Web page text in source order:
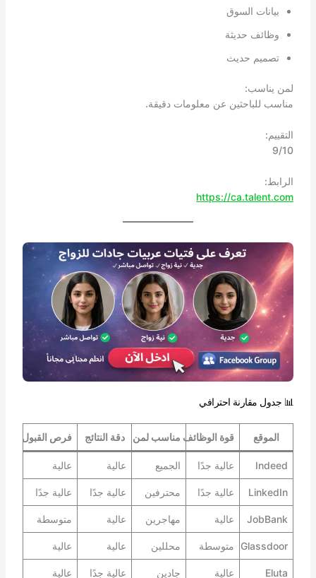
بيانات السوق
وظائف حديثة
تصميم حديث
لمن يناسب:
مناسب للباحثين عن معلومات دقيقة.
التقييم:
9/10
الرابط:
https://ca.talent.com
📊 جدول مقارنة احترافي
الموقع قوة الوظائف مناسب لمن دقة النتائج فرص القبول
Indeed عالية جدًا الجميع عالية عالية
LinkedIn عالية جدًا محترفين عالية جدًا عالية جدًا
JobBank عالية مهاجرين عالية متوسطة
Glassdoor متوسطة محللين عالية عالية
Eluta عالية جادين عالية جدًا عالية